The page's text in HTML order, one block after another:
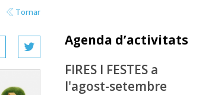
Tornar
Agenda d’activitats
FIRES I FESTES a
l'agost-setembre